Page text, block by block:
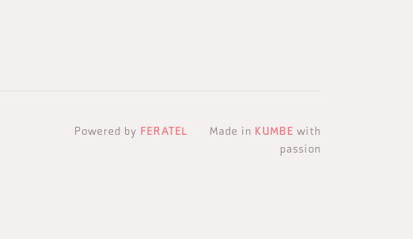
Powered by FERATEL Made in KUMBE with
passion